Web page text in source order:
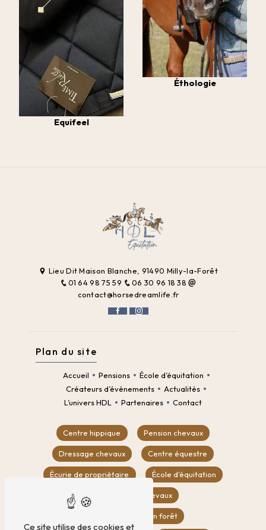
Equifeel
Éthologie
Lieu Dit Maison Blanche, 91490 Milly-la-Forêt
01 64 98 75 59
06 30 96 18 38
contact@horsedreamlife.fr
Plan du site
Accueil Pensions
École d’équitation
Créateurs d’événements
Actualités
L’univers HDL
Partenaires Contact
Centre hippique Pension chevaux
Dressage chevaux Centre équestre
Écurie de propriétaire École d'équitation
Location box chevaux
Balade à cheval en forêt
Ce site utilise des cookies et